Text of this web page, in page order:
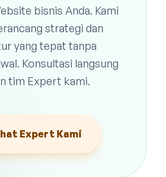
bisnis Anda. Kami
strategi dan
yang tepat tanpa
Konsultasi langsung
tim Expert kami.
Expert Kami